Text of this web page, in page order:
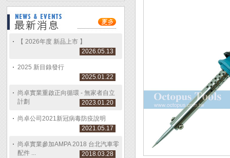
【 2026年度 新品上市 】
2026.05.13
2025 新目錄發行
2025.01.22
尚卓實業重啟正向循環 - 無家者自立
計劃
2023.01.20
尚卓公司2021新冠病毒防疫說明
2021.05.17
尚卓實業參加AMPA 2018 台北汽車零
配件 ...
2018.03.28